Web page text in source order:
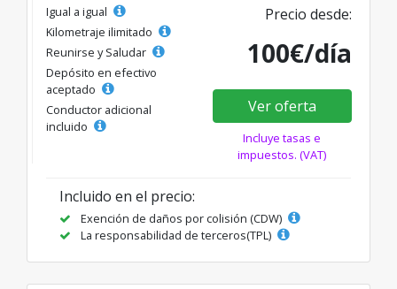
Igual a igual
Kilometraje ilimitado
Reunirse y Saludar
Depósito en efectivo
aceptado
Conductor adicional
incluido
Precio desde:
100€/día
Ver oferta
Incluye tasas e
impuestos. (VAT)
Incluido en el precio:
Exención de daños por colisión (CDW)
La responsabilidad de terceros(TPL)